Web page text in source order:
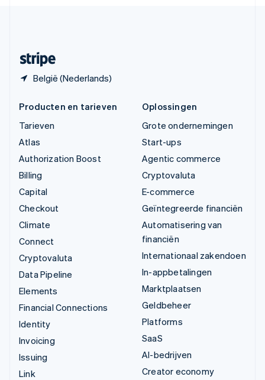
België (Nederlands)
Producten en tarieven
Tarieven
Atlas
Authorization Boost
Billing
Capital
Checkout
Climate
Connect
Cryptovaluta
Data Pipeline
Elements
Financial Connections
Identity
Invoicing
Issuing
Link
Oplossingen
Grote ondernemingen
Start-ups
Agentic commerce
Cryptovaluta
E-commerce
Geïntegreerde financiën
Automatisering van
financiën
Internationaal zakendoen
In-appbetalingen
Marktplaatsen
Geldbeheer
Platforms
SaaS
AI-bedrijven
Creator economy